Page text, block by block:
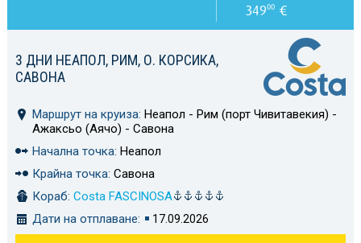
3 ДНИ НЕАПОЛ, РИМ, О. КОРСИКА,
САВОНА
Маршрут на круиза: Неапол - Рим (порт Чивитавекия) -
Ажаксьо (Аячо) - Савона
Начална точка: Неапол
Крайна точка: Савона
Кораб: Costa FASCINOSA
Дати на отплаване:
17.09.2026
34900€